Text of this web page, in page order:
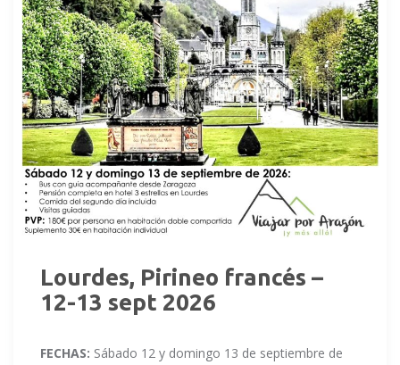
Lourdes, Pirineo francés –
12-13 sept 2026
FECHAS: Sábado 12 y domingo 13 de septiembre de